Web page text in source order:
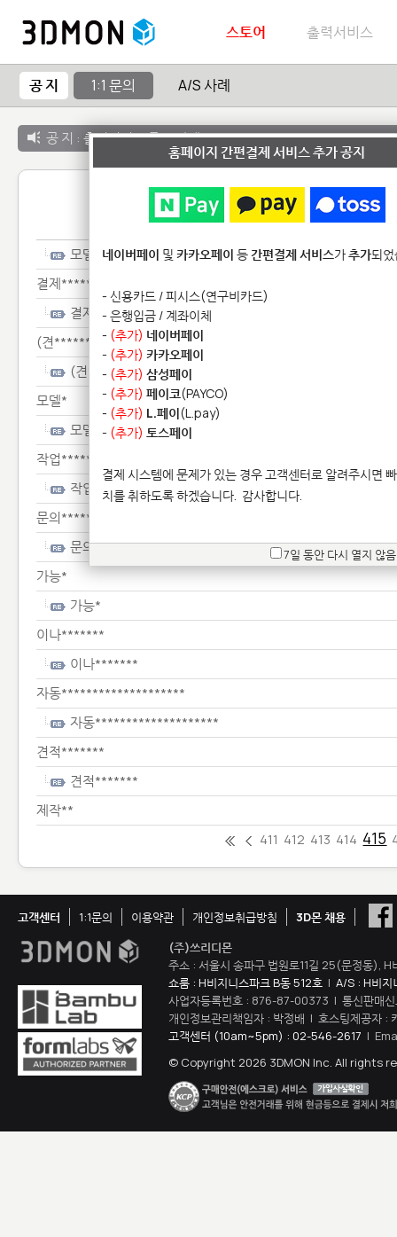
스토어 출력서비스
공 지 1:1 문의 A/S 사례
공 지 : 출력서비스 종료 안내
1:1 문
모델**********
결제*******
결제*******
(견**************
(견**************
모델*
모델*
작업*******************
작업*******************
문의*****
문의*****
가능*
가능*
이나*******
이나*******
자동********************
자동********************
견적*******
견적*******
제작**
411 412 413 414 415
고객센터 1:1문의 이용약관 개인정보취급방침
3D몬 채용
(주)쓰리디몬
주소 : 서울시 송파구 법원로11길 25(문정동),
쇼룸 : H비지니스파크 B동 512호 | A/S : H비지
사업자등록번호 : 876-87-00373 | 통신판매
개인정보관리책임자 : 박정배 | 호스팅제공자 :
고객센터 (10am~5pm) : 02-546-2617 |
© Copyright 2026 3DMON Inc. All rights
홈페이지 간편결제 서비스 추가 공지
네이버페이 및 카카오페이 등간편결제 서비스가추가되
- 신용카드 / 피시스(연구비카드)
- 은행입금 / 계좌이체
- (추가) 네이버페이
- (추가) 카카오페이
- (추가) 삼성페이
- (추가) 페이코(PAYCO)
- (추가) L.페이(L.pay)
- (추가) 토스페이
결제 시스템에 문제가 있는 경우 고객센터로 알려주시면
치를 취하도록 하겠습니다. 감사합니다.
7일 동안 다시 열지 않음